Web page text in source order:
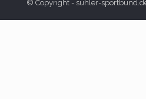
© Copyright - suhler-